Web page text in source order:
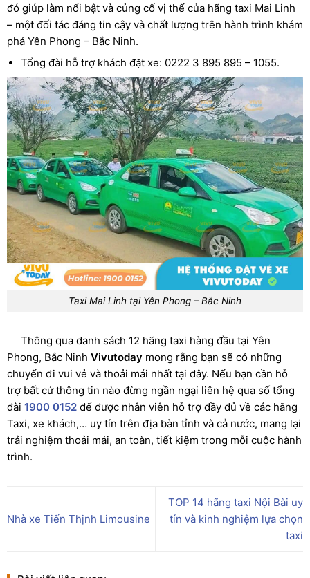
đó giúp làm nổi bật và củng cố vị thế của hãng taxi Mai Linh
– một đối tác đáng tin cậy và chất lượng trên hành trình khám
phá Yên Phong – Bắc Ninh.
Tổng đài hỗ trợ khách đặt xe: 0222 3 895 895 – 1055.
Taxi Mai Linh tại Yên Phong – Bắc Ninh
Thông qua danh sách 12 hãng taxi hàng đầu tại Yên
Phong, Bắc Ninh Vivutoday mong rằng bạn sẽ có những
chuyến đi vui vẻ và thoải mái nhất tại đây. Nếu bạn cần hỗ
trợ bất cứ thông tin nào đừng ngần ngại liên hệ qua số tổng
đài 1900 0152 để được nhân viên hỗ trợ đầy đủ về các hãng
Taxi, xe khách,… uy tín trên địa bàn tỉnh và cả nước, mang lại
trải nghiệm thoải mái, an toàn, tiết kiệm trong mỗi cuộc hành
trình.
Nhà xe Tiến Thịnh Limousine
TOP 14 hãng taxi Nội Bài uy
tín và kinh nghiệm lựa chọn
taxi